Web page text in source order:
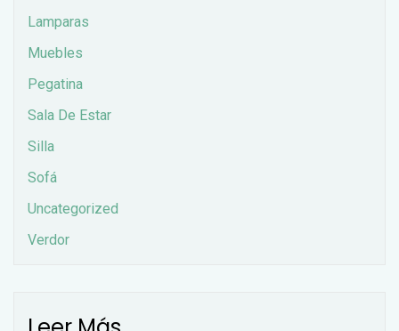
Lamparas
Muebles
Pegatina
Sala De Estar
Silla
Sofá
Uncategorized
Verdor